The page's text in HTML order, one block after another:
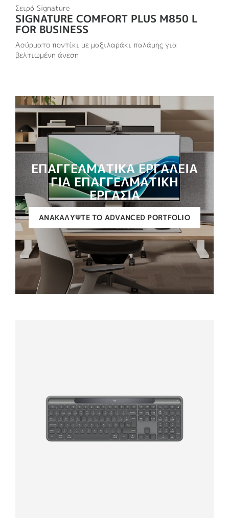
Σειρά Signature
SIGNATURE COMFORT PLUS M850 L
FOR BUSINESS
Ασύρματο ποντίκι με μαξιλαράκι παλάμης για
βελτιωμένη άνεση
ΕΠΑΓΓΕΛΜΑΤΙΚΑ ΕΡΓΑΛΕΙΑ
ΓΙΑ ΕΠΑΓΓΕΛΜΑΤΙΚΗ
ΕΡΓΑΣΙΑ
ΑΝΑΚΑΛΎΨΤΕ ΤΟ ADVANCED PORTFOLIO